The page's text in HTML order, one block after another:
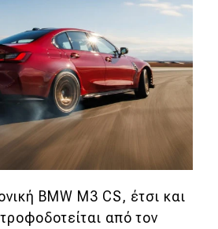
BMW M3 CS, έτσι και
από τον